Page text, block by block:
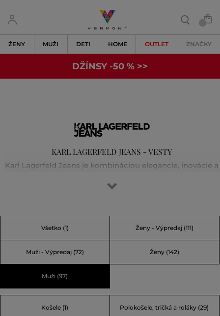
ŽENY MUŽI DETI HOME OUTLET ZNAČKY
DŽÍNSY -50 % >>
KARL LAGERFELD JEANS - VESTY
Karl Lagerfeld Jeans je kombináciou elegancie, inovácie a
identite, pričom nová kolekcia je navrhnutá tak, aby
voľného štýlu - je energická, cool a zodpovedne
spracovaná. Ide o novú kolekciu, ktorá stále hrdo nesie
Všetko (1) Ženy - Výpredaj(111)
Muži - Výpredaj(72) Ženy(142)
Muži (97)
Košele (1) Polokošele, tričká a roláky (29)